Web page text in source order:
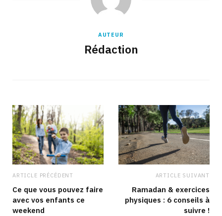
AUTEUR
Rédaction
ARTICLE PRÉCÉDENT
Ce que vous pouvez faire
avec vos enfants ce
weekend
ARTICLE SUIVANT
Ramadan & exercices
physiques : 6 conseils à
suivre !